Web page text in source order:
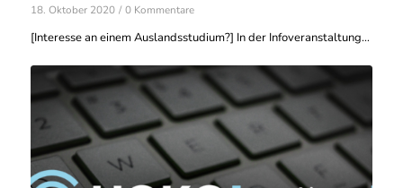
18. Oktober 2020 / 0 Kommentare
[Interesse an einem Auslandsstudium?] In der Infoveranstaltung…